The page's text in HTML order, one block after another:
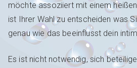
möchte assoziiert mit einem
ist Ihrer Wahl zu entscheiden was
genau wie das beeinflusst dein
Es ist nicht notwendig, sich